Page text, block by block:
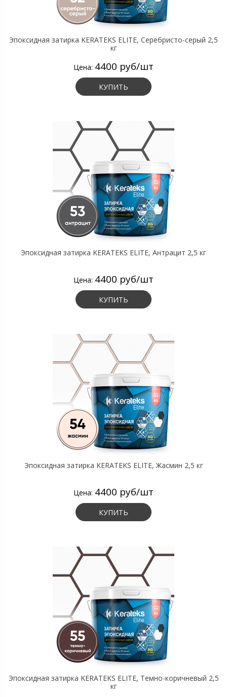
Эпоксидная затирка KERATEKS ELITE, Серебристо-серый 2,5
кг
Цена: 4400 руб/шт
КУПИТЬ
Эпоксидная затирка KERATEKS ELITE, Антрацит 2,5 кг
Цена: 4400 руб/шт
КУПИТЬ
Эпоксидная затирка KERATEKS ELITE, Жасмин 2,5 кг
Цена: 4400 руб/шт
КУПИТЬ
Эпоксидная затирка KERATEKS ELITE, Темно-коричневый 2,5
кг